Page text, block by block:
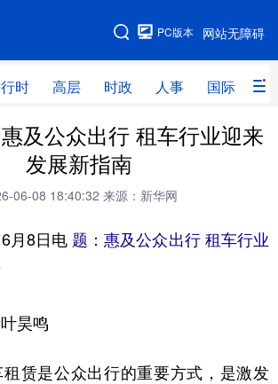
网站无障碍
PC版本
时 高层 时政 人事 国际 财
网站地图
高层 时政 人事
财经 网评
全球连线
科创 量子 体育
视频
及公众出行 租车行业迎来
发展新指南
06-08 18:40:32 来源：新华网
8日电 题：惠及公众出行 租车行业
昊鸣
是公众出行的重要方式，是激发